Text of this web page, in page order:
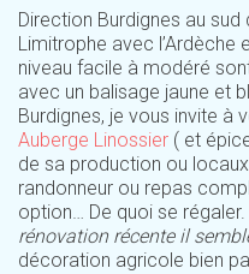
Direction Burdignes au
Limitrophe avec l’Ardèche
niveau facile à modéré
avec un balisage jaune et
Burdignes, je vous invite à
Auberge Linossier ( et
de sa production ou
randonneur ou repas
option… De quoi se
rénovation récente il
décoration agricole bien